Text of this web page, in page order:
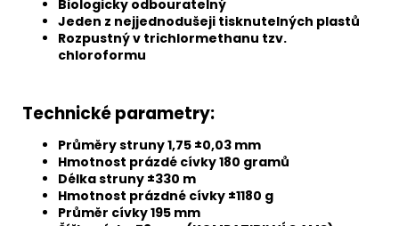
Biologicky odbouratelný
Jeden z nejjednodušeji tisknutelných plastů
Rozpustný v trichlormethanu tzv.
chloroformu
Technické parametry:
Průměry struny 1,75 ±0,03 mm
Hmotnost prázdé cívky 180 gramů
Délka struny ±330 m
Hmotnost prázdné cívky ±1180 g
Průměr cívky 195 mm